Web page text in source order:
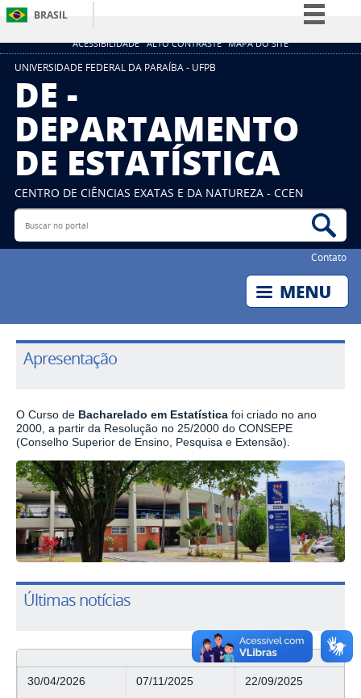
ACESSIBILIDADE ALTO CONTRASTE MAPA DO SITE
BRASIL
Simplifique!
Acesso à informação
Legislação
Canais
UNIVERSIDADE FEDERAL DA PARAÍBA - UFPB
DE -
DEPARTAMENTO
DE ESTATÍSTICA
CENTRO DE CIÊNCIAS EXATAS E DA NATUREZA - CCEN
Buscar no portal
Contato
Apresentação
O Curso de Bacharelado em Estatística foi criado no ano
2000, a partir da Resolução no 25/2000 do CONSEPE
(Conselho Superior de Ensino, Pesquisa e Extensão).
Últimas notícias
30/04/2026
07/11/2025
22/09/2025